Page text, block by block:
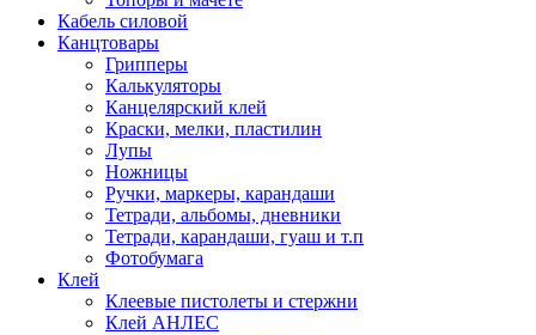
Кабель силовой
Канцтовары
Грипперы
Калькуляторы
Канцелярский клей
Краски, мелки, пластилин
Лупы
Ножницы
Ручки, маркеры, карандаши
Тетради, альбомы, дневники
Тетради, карандаши, гуаш и т.п
Фотобумага
Клей
Клеевые пистолеты и стержни
Клей АНЛЕС